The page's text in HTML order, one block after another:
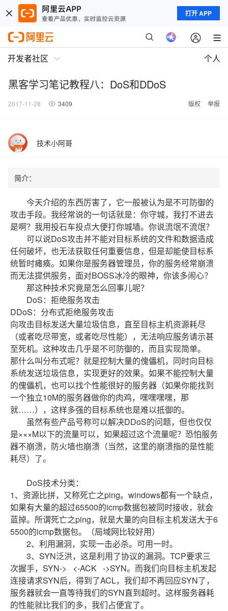
打开 APP
开发者社区 个人
黑客学习笔记教程八：DoS和DDoS
2017-11-28 3409 版权 举报
技术小阿哥
简介：
今天介绍的东西厉害了，它一般被认为是不可防御的
攻击手段。我经常说的一句话就是：你守城，我打不进去
是啊？我用投石车投点大便打你城墙。你说流氓不流氓？
可以说DoS攻击并不能对目标系统的文件和数据造成
任何破坏，也无法获取任何重要信息，但是却能使目标系
统暂时瘫痪。如果你是服务器管理员，你的服务经常崩溃
而无法提供服务，面对BOSS冰冷的眼神，你该多闹心？
那这种技术究竟是怎么回事儿呢？
DoS：拒绝服务攻击
DDoS：分布式拒绝服务攻击
向攻击目标发送大量垃圾信息，直至目标主机资源耗尽
（或者吃尽带宽，或者吃尽性能），无法响应服务请示甚
至死机。这种攻击几乎是不可防御的，而且实现简单。
那什么叫分布式呢？就是控制大量的傀儡机，同时向目标
系统发送垃圾信息，实现更好的效果。如果不能控制大量
的傀儡机，也可以找个性能很好的服务器（如果你能找到
一个独立10M的服务器做你的肉鸡，嘿嘿嘿嘿，那
就……），这样多强的目标系统也是难以抵御的。
虽然有些产品号称可以解决DDoS的问题，但也仅仅
是×××M以下的流量可以，如果超过这个流量呢？恐怕服务
器不崩溃，防火墙也崩溃（当然，这里的崩溃指的是性能
耗尽）了。
DoS技术分类：
1、资源比拼，又称死亡之ping。windows都有一个缺点，
如果有大量的超过65500的icmp数据包被同时接收，就会
蓝掉。所谓死亡之ping，就是大量的向目标主机发送大于6
5500的icmp数据包。（局域网比较好用）
2、利用漏洞，实现一击必杀。可用一时。
3、SYN泛洪，这是利用了协议的漏洞。TCP要求三
次握手，SYN-> <-ACK ->SYN。而我们向目标主机发起
连接请求SYN后，得到了ACL，我们却不再回应SYN了，
服务器就会一直等待我们的SYN直到超时。这样服务器耗
的性能就比我们的多，我们占便宜了。